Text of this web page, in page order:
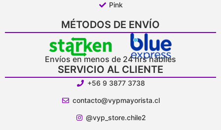
Pink
MÉTODOS DE ENVÍO
Envíos en menos de 24 hrs hábiles
SERVICIO AL CLIENTE
+56 9 3877 3738
contacto@vypmayorista.cl
@vyp_store.chile2